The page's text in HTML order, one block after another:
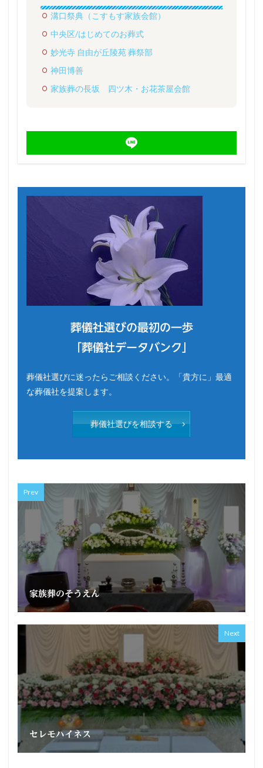
溝口祭典（こすもす家族会館）
中央区/はじめてのお葬式
妙光寺 自由が丘陵苑 葬祭部
神田博善
家族葬の長坂 四ツ木・お花茶屋会館
葬儀社選びの最初の一歩
「葬儀社データバンク」
葬儀社選びに迷ったらご相談ください。「貴方に」最適
な葬儀社を提案します。
葬儀社選びを相談する
Prev
家族葬のそうえん
Next
セレモハイネス